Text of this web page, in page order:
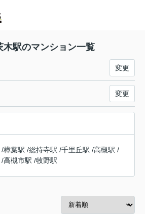
木駅のマンション一覧
変更
変更
/樟葉駅 /総持寺駅 /千里丘駅 /高槻駅 /
/高槻市駅 /牧野駅